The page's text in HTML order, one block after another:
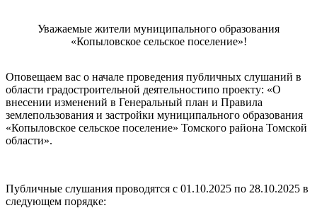
Уважаемые жители муниципального образования
«Копыловское сельское поселение»!
Оповещаем вас о начале проведения публичных слушаний в
области градостроительной деятельностипо проекту: «О
внесении изменений в Генеральный план и Правила
землепользования и застройки муниципального образования
«Копыловское сельское поселение» Томского района Томской
области».
Публичные слушания проводятся с 01.10.2025 по 28.10.2025 в
следующем порядке: